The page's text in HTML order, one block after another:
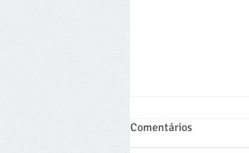
Comentários